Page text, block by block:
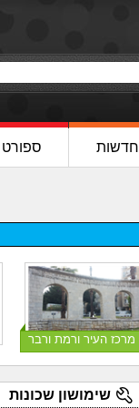
חדשות ספורט
מרכז העיר ורמת ורבר
שימושון שכונות